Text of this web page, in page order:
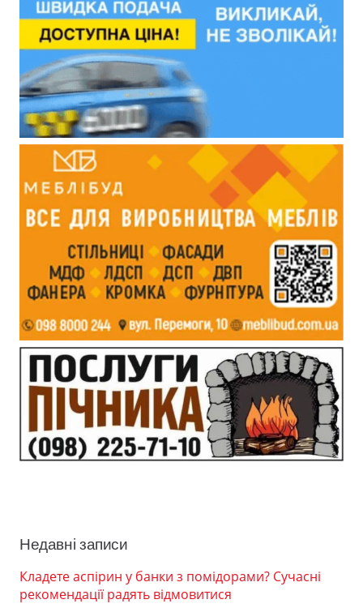
Недавні записи
Кладете аспірин у банки з помідорами? Сучасні
рекомендації радять відмовитися